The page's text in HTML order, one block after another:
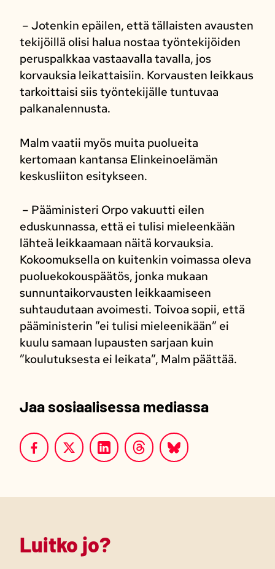
– Jotenkin epäilen, että tällaisten avausten
tekijöillä olisi halua nostaa työntekijöiden
peruspalkkaa vastaavalla tavalla, jos
korvauksia leikattaisiin. Korvausten leikkaus
tarkoittaisi siis työntekijälle tuntuvaa
palkanalennusta.
Malm vaatii myös muita puolueita
kertomaan kantansa Elinkeinoelämän
keskusliiton esitykseen.
– Pääministeri Orpo vakuutti eilen
eduskunnassa, että ei tulisi mieleenkään
lähteä leikkaamaan näitä korvauksia.
Kokoomuksella on kuitenkin voimassa oleva
puoluekokouspäätös, jonka mukaan
sunnuntaikorvausten leikkaamiseen
suhtaudutaan avoimesti. Toivoa sopii, että
pääministerin ”ei tulisi mieleenikään” ei
kuulu samaan lupausten sarjaan kuin
”koulutuksesta ei leikata”, Malm päättää.
Jaa sosiaalisessa mediassa
Luitko jo?